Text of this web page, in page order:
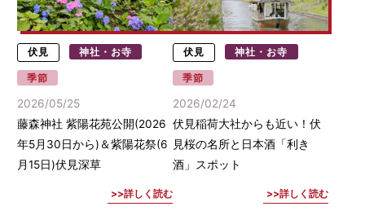
伏見 神社・お寺
季節
2026/05/25
藤森神社 紫陽花苑公開(2026
年5月30日から)＆紫陽花祭(6
月15日)伏見深草
詳しく読む
伏見 神社・お寺
季節
2026/02/24
伏見稲荷大社からも近い！伏
見桜の名所と日本酒「利き
酒」スポット
詳しく読む